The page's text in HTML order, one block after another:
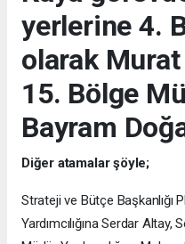
yerlerine 4.
olarak
15. Bölge
Bayram
Diğer atamalar şöyle;
Strateji ve Bütçe Başkanlığı
Yardımcılığına Serdar Altay,